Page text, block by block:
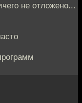
не отложено...